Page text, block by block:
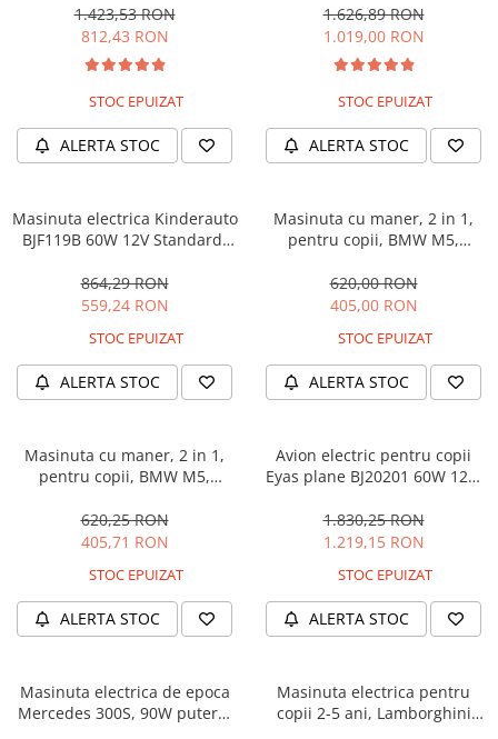
1.423,53 RON
812,43 RON
STOC EPUIZAT
ALERTA STOC
music player, albastru
1.626,89 RON
1.019,00 RON
STOC EPUIZAT
ALERTA STOC
Masinuta electrica Kinderauto
BJF119B 60W 12V Standard,
864,29 RON
559,24 RON
STOC EPUIZAT
ALERTA STOC
Masinuta cu maner, 2 in 1,
pentru copii, BMW M5,
620,00 RON
405,00 RON
STOC EPUIZAT
ALERTA STOC
Masinuta cu maner, 2 in 1,
pentru copii, BMW M5,
620,25 RON
405,71 RON
STOC EPUIZAT
ALERTA STOC
Avion electric pentru copii
Eyas plane BJ20201 60W 12V,
1.830,25 RON
1.219,15 RON
STOC EPUIZAT
ALERTA STOC
Masinuta electrica de epoca
Mercedes 300S, 90W putere,
Masinuta electrica pentru
copii 2-5 ani, Lamborghini